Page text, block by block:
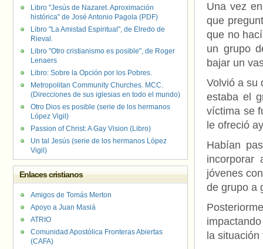
Una vez
que
que no
un grupo
bajar un
Volvió a su
estaba el
víctima se
le ofreció
Habían
incorporar
jóvenes
de grupo a
la
Libro "Jesús de Nazaret. Aproximación
histórica" de José Antonio Pagola (PDF)
Libro "La Amistad Espiritual", de Elredo de
Rieval.
Libro "Otro cristianismo es posible", de Roger
Lenaers
Libro: Sobre la Opción por los Pobres.
Metropolitan Community Churches. MCC.
(Direcciones de sus iglesias en todo el mundo)
Otro Dios es posible (serie de los hermanos
López Vigil)
Passion of Christ: A Gay Vision (Libro)
Un tal Jesús (serie de los hermanos López
Vigil)
Enlaces cristianos
Amigos de Tomás Merton
Apoyo a Juan Masiá
ATRIO
Comunidad Apostólica Fronteras Abiertas
(CAFA)